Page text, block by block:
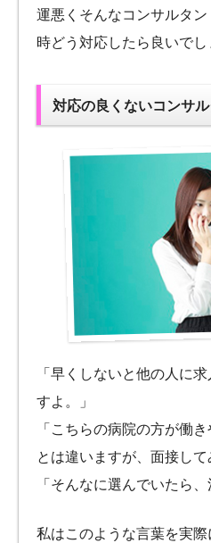
運悪くそんなコンサルタ
時どう対応したら良いでし
対応の良くないコンサ
「早くしないと他の人に
すよ。」
「こちらの病院の方が働
とは違いますが、面接して
「そんなに選んでいたら
私はこのような言葉を実